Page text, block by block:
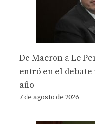
De Macron a Le
entró en el
año
7 de agosto de 2026